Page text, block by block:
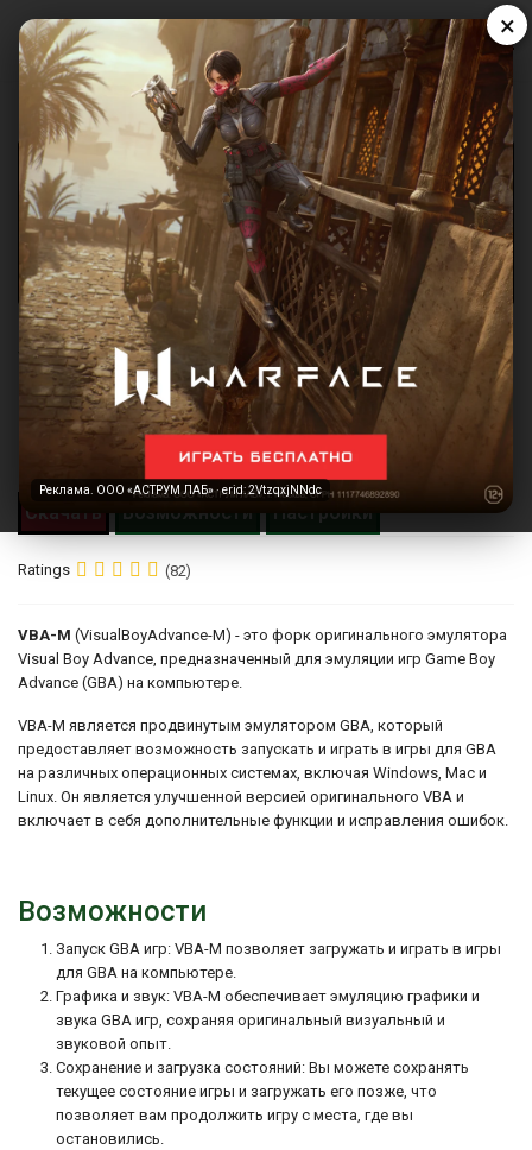
×
Реклама. ООО «АСТРУМ ЛАБ» · erid: 2VtzqxjNNdc
VBA-M
Разработчик:
visualboyadvance.org
Эмулятор
Скачать Возможности Настройки
Ratings (82)
VBA-M (VisualBoyAdvance-M) - это форк оригинального эмулятора
Visual Boy Advance, предназначенный для эмуляции игр Game Boy
Advance (GBA) на компьютере.
VBA-M является продвинутым эмулятором GBA, который
предоставляет возможность запускать и играть в игры для GBA
на различных операционных системах, включая Windows, Mac и
Linux. Он является улучшенной версией оригинального VBA и
включает в себя дополнительные функции и исправления ошибок.
Возможности
Запуск GBA игр: VBA-M позволяет загружать и играть в игры
для GBA на компьютере.
Графика и звук: VBA-M обеспечивает эмуляцию графики и
звука GBA игр, сохраняя оригинальный визуальный и
звуковой опыт.
Сохранение и загрузка состояний: Вы можете сохранять
текущее состояние игры и загружать его позже, что
позволяет вам продолжить игру с места, где вы
остановились.